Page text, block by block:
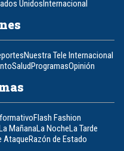
UnidosInternacional
Nuestra Tele Internacional
SaludProgramasOpinión
Flash Fashion
MañanaLa NocheLa Tarde
AtaqueRazón de Estado